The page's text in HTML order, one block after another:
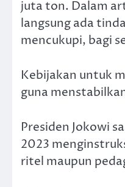
juta ton. Dalam
langsung ada
mencukupi, bagi
Kebijakan untuk
guna
Presiden Jokowi
2023
ritel maupun